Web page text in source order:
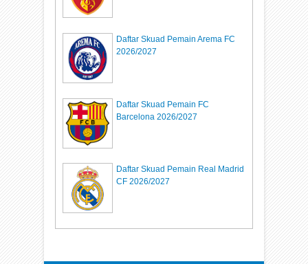
Daftar Skuad Pemain Arema FC
2026/2027
Daftar Skuad Pemain FC
Barcelona 2026/2027
Daftar Skuad Pemain Real Madrid
CF 2026/2027